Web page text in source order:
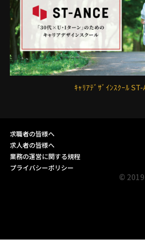
ｷｬﾘｱﾃﾞｻﾞｲﾝｽｸｰﾙ ST-
求職者の皆様へ
求人者の皆様へ
業務の運営に関する規程
プライバシーポリシー
©